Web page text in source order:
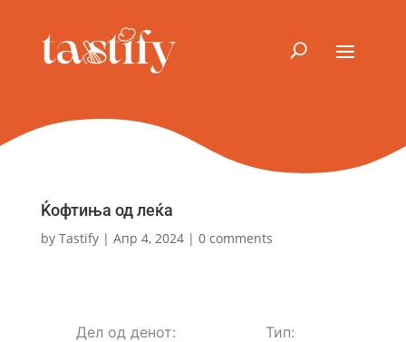
Ќофтиња од леќа
by Tastify| Апр 4, 2024| 0 comments
Дел од денот:
Тип: